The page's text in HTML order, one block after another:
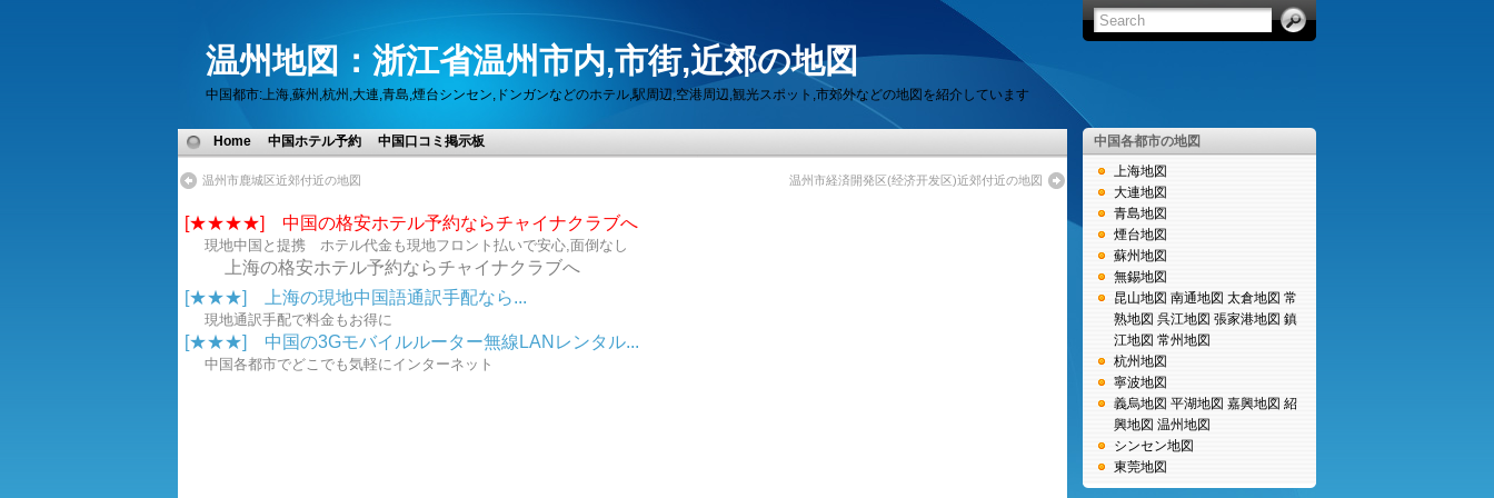
温州地図：浙江省温州市内,市街,近郊の地図
中国都市:上海,蘇州,杭州,大連,青島,煙台シンセン,ドンガンなどのホテル,駅周辺,空港周辺,観光スポット,市郊外などの地図を紹介しています
Home 中国ホテル予約 中国口コミ掲示板
温州市鹿城区近郊付近の地図 温州市経済開発区(经济开发区)近郊付近の地図
[★★★★] 中国の格安ホテル予約ならチャイナクラブへ
現地中国と提携 ホテル代金も現地フロント払いで安心,面倒なし
上海の格安ホテル予約ならチャイナクラブへ
[★★★] 上海の現地中国語通訳手配なら...
現地通訳手配で料金もお得に
[★★★] 中国の3Gモバイルルーター無線LANレンタル...
中国各都市でどこでも気軽にインターネット
中国各都市の地図
上海地図
大連地図
青島地図
煙台地図
蘇州地図
無錫地図
昆山地図 南通地図 太倉地図 常
熟地図 呉江地図 張家港地図 鎮
江地図 常州地図
杭州地図
寧波地図
義烏地図 平湖地図 嘉興地図 紹
興地図 温州地図
シンセン地図
東莞地図